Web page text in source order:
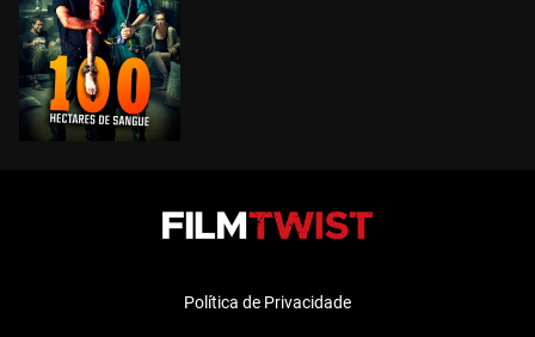
Política de Privacidade